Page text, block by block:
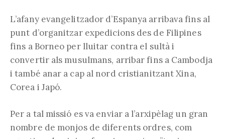
L’afany evangelitzador d’Espanya arribava fins al
punt d’organitzar expedicions des de Filipines
fins a Borneo per lluitar contra el sultà i
convertir als musulmans, arribar fins a Cambodja
i també anar a cap al nord cristianitzant Xina,
Corea i Japó.
Per a tal missió es va enviar a l’arxipèlag un gran
nombre de monjos de diferents ordres, com